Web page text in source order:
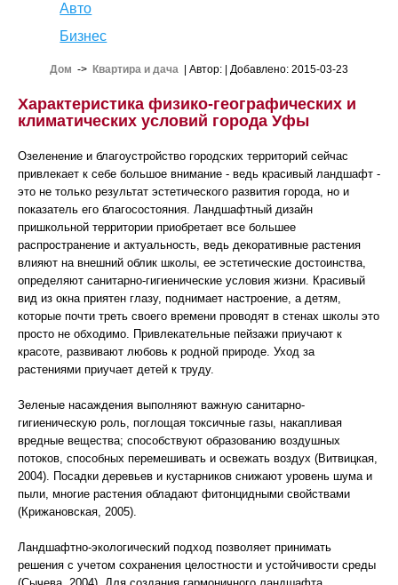
Авто
Бизнес
Дом -> Квартира и дача | Автор: | Добавлено: 2015-03-23
Характеристика физико-географических и
климатических условий города Уфы
Озеленение и благоустройство городских территорий сейчас
привлекает к себе большое внимание - ведь красивый ландшафт -
это не только результат эстетического развития города, но и
показатель его благосостояния. Ландшафтный дизайн
пришкольной территории приобретает все большее
распространение и актуальность, ведь декоративные растения
влияют на внешний облик школы, ее эстетические достоинства,
определяют санитарно-гигиенические условия жизни. Красивый
вид из окна приятен глазу, поднимает настроение, а детям,
которые почти треть своего времени проводят в стенах школы это
просто не обходимо. Привлекательные пейзажи приучают к
красоте, развивают любовь к родной природе. Уход за
растениями приучает детей к труду.
Зеленые насаждения выполняют важную санитарно-
гигиеническую роль, поглощая токсичные газы, накапливая
вредные вещества; способствуют образованию воздушных
потоков, способных перемешивать и освежать воздух (Витвицкая,
2004). Посадки деревьев и кустарников снижают уровень шума и
пыли, многие растения обладают фитонцидными свойствами
(Крижановская, 2005).
Ландшафтно-экологический подход позволяет принимать
решения с учетом сохранения целостности и устойчивости среды